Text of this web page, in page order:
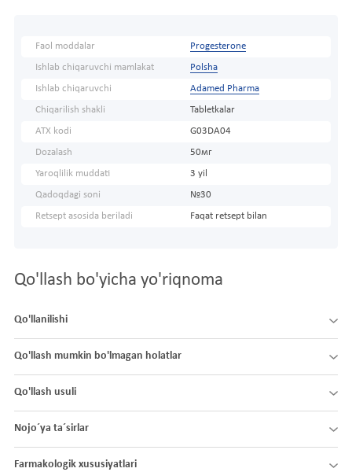
Faol moddalar Progesterone
Ishlab chiqaruvchi mamlakat Polsha
Ishlab chiqaruvchi Adamed Pharma
Chiqarilish shakli Tabletkalar
ATX kodi G03DA04
Dozalash 50мг
Yaroqlilik muddati 3 yil
Qadoqdagi soni №30
Retsept asosida beriladi Faqat retsept bilan
Qo'llash bo'yicha yo'riqnoma
Qo'llanilishi
Qo'llash mumkin bo'lmagan holatlar
Qo'llash usuli
Nojo´ya ta´sirlar
Farmakologik xususiyatlari